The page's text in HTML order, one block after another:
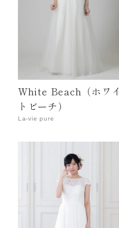
White Beach（ホワイ
トビーチ）
La-vie pure